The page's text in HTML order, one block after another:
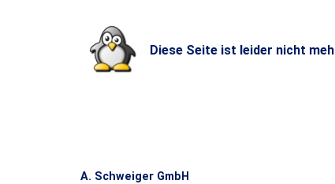
Diese Seite ist leider nicht
A. Schweiger GmbH